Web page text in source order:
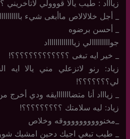
زياااد : طيب يالا قووولي لاتأخريني
_ أجل خلالالاص ماأبغى شيء
_ أحسن برضوه
جوااااااااالي زياااااااااااااد
_ خير ايه تبغى ؟؟؟؟؟؟؟؟؟؟؟؟؟!
زياد: رنو لاتزعلي مني يالا ايه
لي؟؟؟؟؟؟؟!
_ زياااد أنا متضااااااايقه ودي أخرج
زياد: ليه سلامتك ؟؟؟؟؟؟؟؟؟!
_مخنووووووووووقه وخلاص
_ طيب تبغي اجيك دحين امشيك